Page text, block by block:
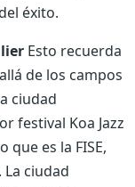
éxito.
Esto recuerda
de los campos
ciudad
festival Koa Jazz
es la FISE,
ciudad